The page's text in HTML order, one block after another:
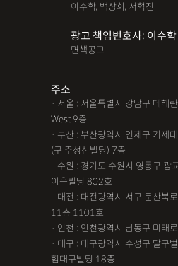
이수학, 백상희, 서혁진
광고 책임변호사: 이수학
면책공고
주소
· 서울 : 서울특별시 강남구 테헤
West 9층
· 부산 : 부산광역시 연제구 거제
(구 주성산빌딩) 7층
· 수원 : 경기도 수원시 영통구
이음빌딩 802호
· 대전 : 대전광역시 서구 둔산북
11층 1101호
· 인천 : 인천광역시 남동구 미래
· 대구 : 대구광역시 수성구 달구
험대구빌딩 18층